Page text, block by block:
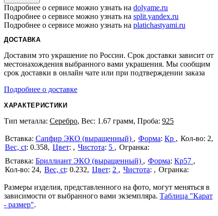
Подробнее о сервисе можно узнать на dolyame.ru
Подробнее о сервисе можно узнать на split.yandex.ru
Подробнее о сервисе можно узнать на platichastyami.ru
ДОСТАВКА
Доставим это украшение по России. Срок доставки зависит от
местонахождения выбранного вами украшения. Мы сообщим
срок доставки в онлайн чате или при подтверждении заказа
Подробнее о доставке
ХАРАКТЕРИСТИКИ
Тип металла: Серебро, Вес: 1.67 грамм, Проба: 925
Сапфир ЭКО (выращенный) Форма: Кр
2
Вес, ct: 0.358 Цвет: Чистота: 5
Бриллиант ЭКО (выращенный)
Форма: Кр57
24 Вес, ct: 0.232 Цвет: 2 Чистота:
Размеры изделия, представленного на фото, могут меняться в
зависимости от выбранного вами экземпляра. Таблица "Карат
- размер".